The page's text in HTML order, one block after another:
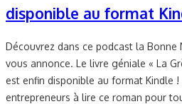
disponible au format
Découvrez dans ce podcast la Bonne
vous annonce. Le livre géniale « La
est enfin disponible au format Kindle
entrepreneurs à lire ce roman pour